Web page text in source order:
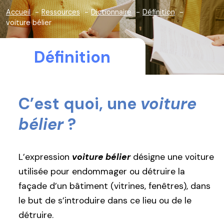
Accueil Ressources Dictionnaire
Définition
voiture bélier
Définition
C’est quoi, une voiture
bélier?
L’expression voiture bélierdésigne une voiture
utilisée pour endommager ou détruire la
façade d’un bâtiment (vitrines, fenêtres), dans
le but de s’introduire dans ce lieu ou de le
détruire.